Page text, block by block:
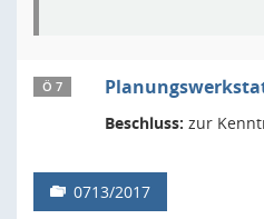
Ö 7
Beschluss: zur
0713/2017